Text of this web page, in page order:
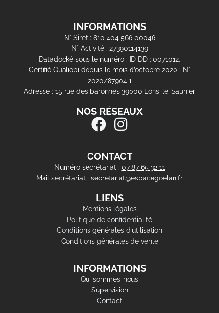
INFORMATIONS
N° Siret : 810 404 566 00046
N° Activité : 27390114139
Datadocké sous le numéro : ID DD : 0071012.
Certifié Qualiopi depuis le mois d’octobre 2020 : N°
2020/87904.1
Adresse : 15 rue des baronnes 39000 Lons-le-Saunier
NOS RÉSEAUX
CONTACT
Numéro secrétariat : 07 87 65 32 11
Mail secrétariat : secretariat@espacegoelan.fr
LIENS
Mentions légales
Politique de confidentialité
Conditions générales d'utilisation
Conditions générales de vente
INFORMATIONS
Qui sommes-nous
Supervision
Contact